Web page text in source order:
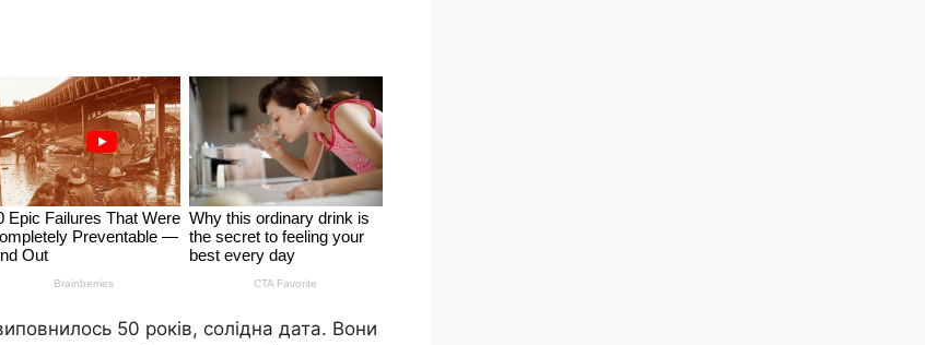
50 років, солідна дата. Вони